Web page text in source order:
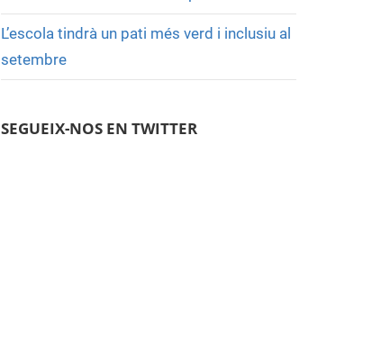
L’escola tindrà un pati més verd i inclusiu al
setembre
SEGUEIX-NOS EN TWITTER